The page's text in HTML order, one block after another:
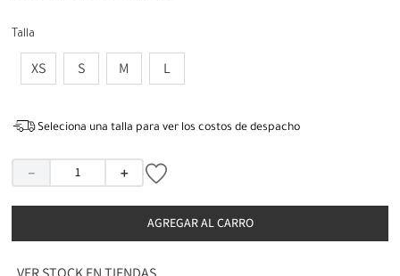
Talla
XS S M L
Seleciona una talla para ver los costos de despacho
＋
－
AGREGAR AL CARRO